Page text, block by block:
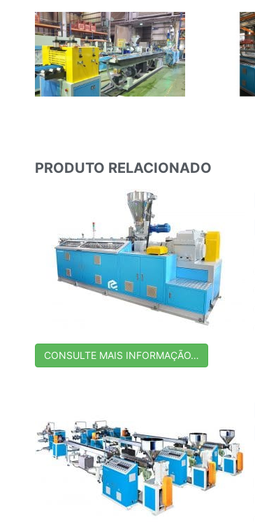
PRODUTO RELACIONADO
CONSULTE MAIS INFORMAÇÃO…